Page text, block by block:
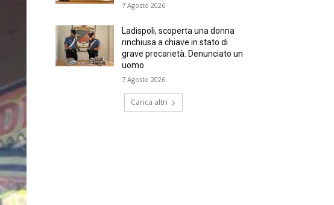
7 Agosto 2026
Ladispoli, scoperta una donna
rinchiusa a chiave in stato di
grave precarietà. Denunciato un
uomo
7 Agosto 2026
Carica altri